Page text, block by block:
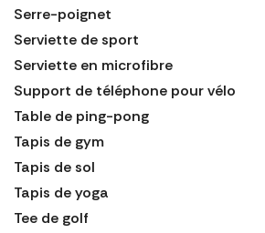
Serre-poignet
Serviette de sport
Serviette en microfibre
Support de téléphone pour vélo
Table de ping-pong
Tapis de gym
Tapis de sol
Tapis de yoga
Tee de golf